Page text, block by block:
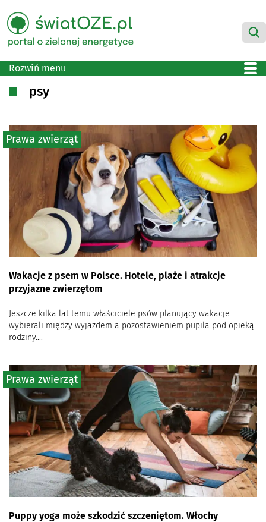
Rozwiń menu
psy
Wakacje z psem w Polsce. Hotele, plaże i atrakcje
przyjazne zwierzętom
Jeszcze kilka lat temu właściciele psów planujący wakacje
wybierali między wyjazdem a pozostawieniem pupila pod opieką
rodziny....
Prawa zwierząt
Puppy yoga może szkodzić szczeniętom. Włochy
Prawa zwierząt